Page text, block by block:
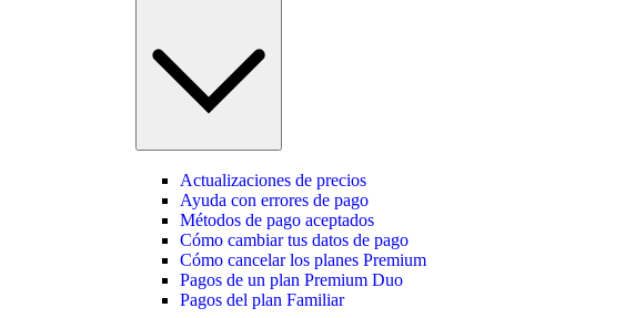
Actualizaciones de precios
Ayuda con errores de pago
Métodos de pago aceptados
Cómo cambiar tus datos de pago
Cómo cancelar los planes Premium
Pagos de un plan Premium Duo
Pagos del plan Familiar